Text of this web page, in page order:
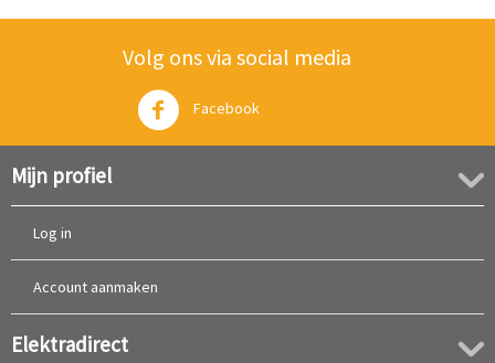
Volg ons via social media
Facebook
Mijn profiel
Log in
Account aanmaken
Elektradirect